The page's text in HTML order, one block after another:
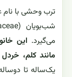
ترب وحشی با
شب‌بویان (Brassicaceae) و در جنس
می‌گیرد. این
مانند کلم،
یک‌ساله تا